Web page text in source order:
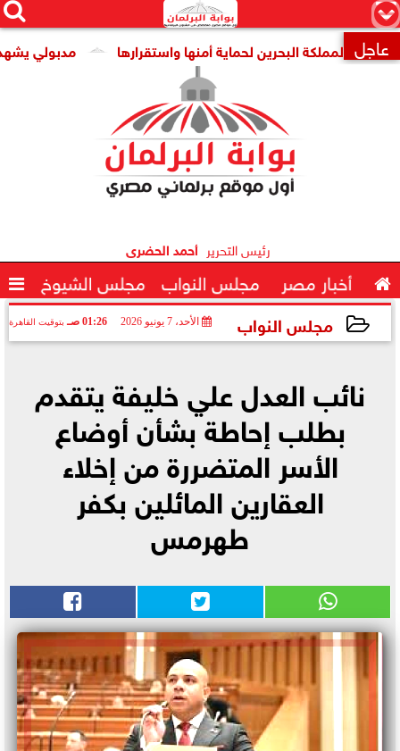
×


 عاجل مدبولي يشهد البحرين لحماية أمنها واستقرارها
رئيس التحرير أحمد الحضرى
 أخبار مصر مجلس النواب مجلس الشيوخ 
مجلس النواب الأحد، 7 يونيو 2026 01:26 صـ بتوقيت القاهرة
نائب العدل علي خليفة يتقدم
بطلب إحاطة بشأن أوضاع
الأسر المتضررة من إخلاء
العقارين المائلين بكفر
طهرمس